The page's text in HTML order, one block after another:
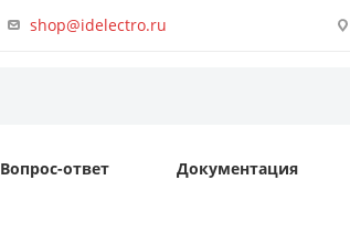
shop@idelectro.ru
Вопрос-ответ Документация